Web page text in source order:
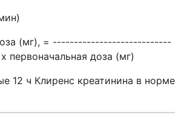
(мг), = ----------------------------
доза (мг)
12 ч Клиренс креатинина в норме